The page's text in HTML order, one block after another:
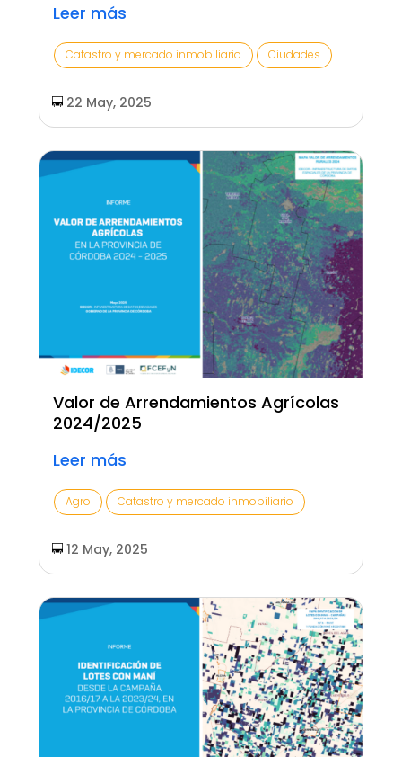
Leer más
Catastro y mercado inmobiliario Ciudades
22 May, 2025
Valor de Arrendamientos Agrícolas
2024/2025
Leer más
Agro Catastro y mercado inmobiliario
12 May, 2025